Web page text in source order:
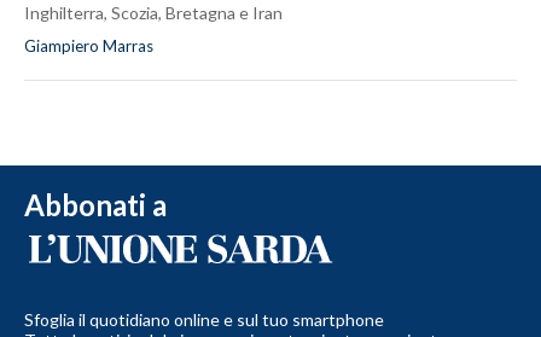
Inghilterra, Scozia, Bretagna e Iran
Giampiero Marras
Abbonati a
Sfoglia il quotidiano online e sul tuo smartphone